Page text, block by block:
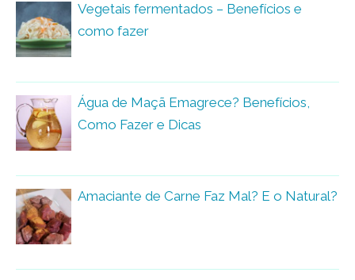
Vegetais fermentados – Benefícios e
como fazer
Água de Maçã Emagrece? Benefícios,
Como Fazer e Dicas
Amaciante de Carne Faz Mal? E o Natural?